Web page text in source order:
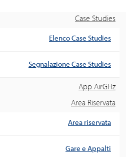
Case Studies
Elenco Case Studies
Segnalazione Case Studies
App AirGHz
Area Riservata
Area riservata
Gare e Appalti